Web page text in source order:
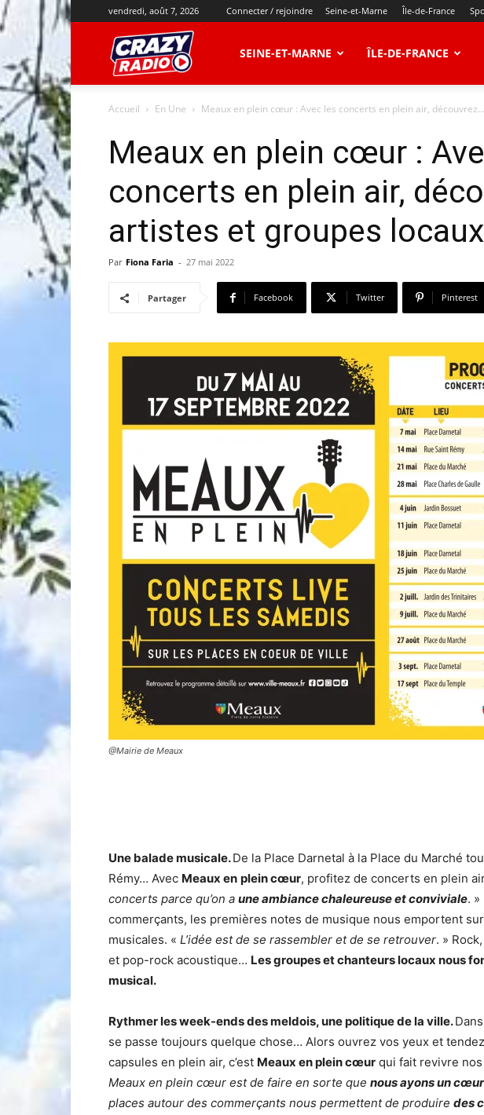
vendredi, août 7, 2026 Connecter / rejoindre Seine-et-Marne Île-de-France
RADIO
SEINE-ET-MARNE ÎLE-DE-FRANCE
Accueil En Une Meaux en plein cœur : Avec les concerts en plein air, découvrez...
Meaux en plein cœur :
concerts en plein air,
artistes et groupes
Par Fiona Faria - 27 mai 2022
Partager Facebook Twitter Pinterest
@Mairie de Meaux
Une balade musicale.De la Place Darnetal à la Place du Marché
Rémy… Avec Meaux en plein cœur, profitez de concerts en plein
concerts parce qu’on a une ambiance chaleureuse et conviviale.
commerçants, les premières notes de musique nous emportent
musicales. « L’idée est de se rassembler et de se retrouver. » Rock,
et pop-rock acoustique… Les groupes et chanteurs locaux nous
musical.
Rythmer les week-ends des meldois, une politique de la ville.
se passe toujours quelque chose… Alors ouvrez vos yeux et tendez
capsules en plein air, c’est Meaux en plein cœur qui fait revivre
Meaux en plein cœur est de faire en sorte que nous ayons un
places autour des commerçants nous permettent de produire des